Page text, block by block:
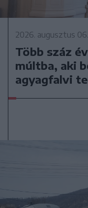
2026. augusztus
Több száz
múltba, aki
agyagfalvi